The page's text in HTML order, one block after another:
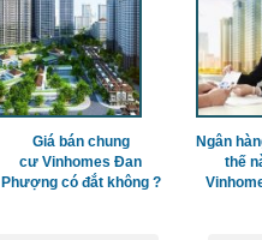
Giá bán chung
cư Vinhomes Đan
Phượng có đắt không ?
Ngân
thế